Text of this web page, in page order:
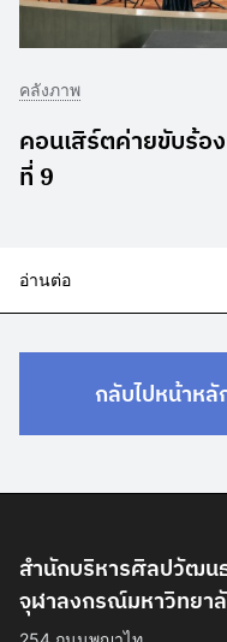
คลังภาพ
คอนเสิร์ตค่ายขับร้อ
ที่ 9
อ่านต่อ
กลับไปหน้าหลั
สำนักบริหารศิลปวัฒน
จุฬาลงกรณ์มหาวิทยา